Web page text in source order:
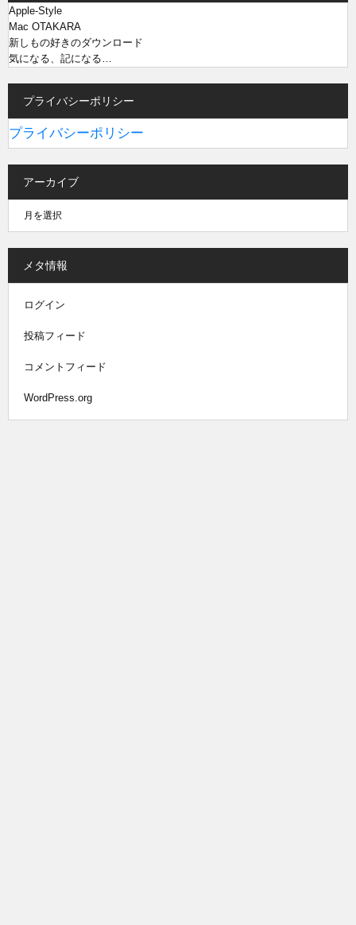
Apple-Style
Mac OTAKARA
新しもの好きのダウンロード
気になる、記になる…
プライバシーポリシー
プライバシーポリシー
アーカイブ
メタ情報
ログイン
投稿フィード
コメントフィード
WordPress.org